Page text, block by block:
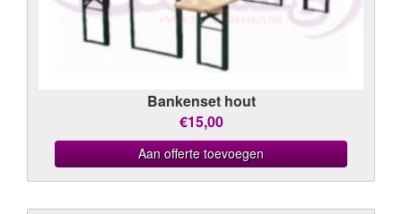
Bankenset hout
€15,00
Aan offerte toevoegen